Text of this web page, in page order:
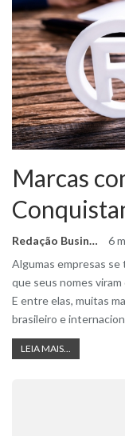
Marcas
Redação Business Ideas
6
Algumas empresas
que seus nomes
E entre elas, muitas
brasileiro e
LEIA MAIS...